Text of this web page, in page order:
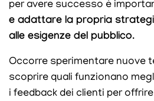
per avere successo è
e adattare la propria
alle esigenze del pubblico.
Occorre sperimentare nuove
scoprire quali funzionano
i feedback dei clienti per